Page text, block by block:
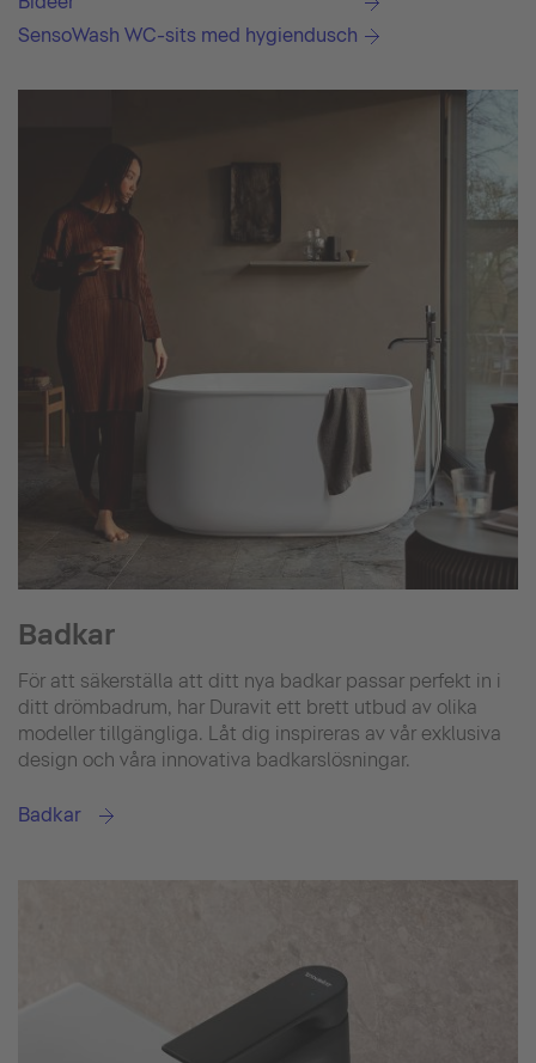
SensoWash WC-sits med hygiendusch
Badkar
För att säkerställa att ditt nya badkar passar perfekt in i
ditt drömbadrum, har Duravit ett brett utbud av olika
modeller tillgängliga. Låt dig inspireras av vår exklusiva
design och våra innovativa badkarslösningar.
Badkar